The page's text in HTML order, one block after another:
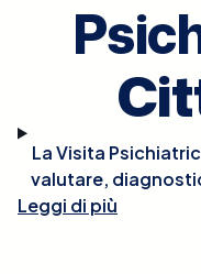
La Visita
valutare,
come
Leggi di più